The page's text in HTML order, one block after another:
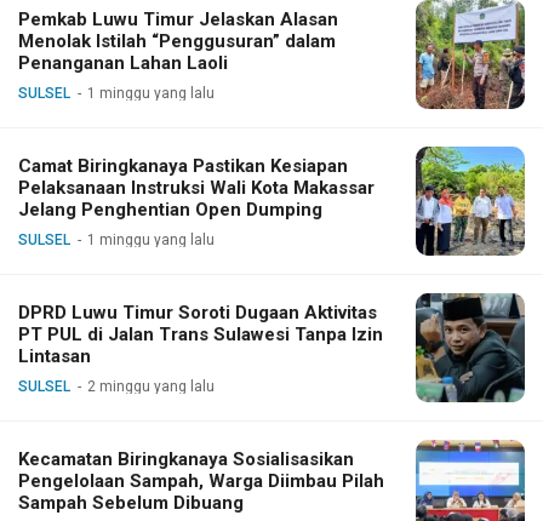
Pemkab Luwu Timur Jelaskan Alasan
Menolak Istilah “Penggusuran” dalam
Penanganan Lahan Laoli
SULSEL 1 minggu yang lalu
Camat Biringkanaya Pastikan Kesiapan
Pelaksanaan Instruksi Wali Kota Makassar
Jelang Penghentian Open Dumping
SULSEL 1 minggu yang lalu
DPRD Luwu Timur Soroti Dugaan Aktivitas
PT PUL di Jalan Trans Sulawesi Tanpa Izin
Lintasan
SULSEL 2 minggu yang lalu
Kecamatan Biringkanaya Sosialisasikan
Pengelolaan Sampah, Warga Diimbau Pilah
Sampah Sebelum Dibuang